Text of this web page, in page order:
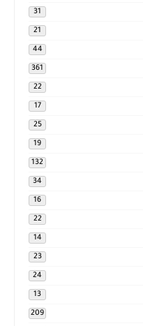
31
21
44
361
22
17
25
19
132
34
16
22
14
23
24
13
209